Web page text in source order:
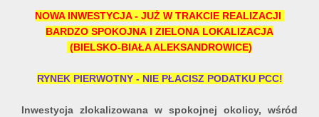
NOWA INWESTYCJA - JUŻ W TRAKCIE REALIZACJI
BARDZO SPOKOJNA I ZIELONA LOKALIZACJA
(BIELSKO-BIAŁA ALEKSANDROWICE)
RYNEK PIERWOTNY - NIE PŁACISZ PODATKU PCC!
Inwestycja zlokalizowana w spokojnej okolicy, wśród